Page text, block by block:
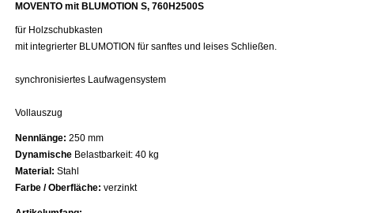
MOVENTO mit BLUMOTION S, 760H2500S
für Holzschubkasten
mit integrierter BLUMOTION für sanftes und leises Schließen.
synchronisiertes Laufwagensystem
Vollauszug
Nennlänge: 250 mm
Dynamische Belastbarkeit: 40 kg
Material: Stahl
Farbe / Oberfläche: verzinkt